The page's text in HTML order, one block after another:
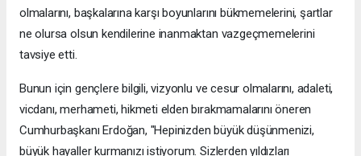
olmalarını, başkalarına karşı boyunlarını bükmemelerini, şartlar
ne olursa olsun kendilerine inanmaktan vazgeçmemelerini
tavsiye etti.
Bunun için gençlere bilgili, vizyonlu ve cesur olmalarını, adaleti,
vicdanı, merhameti, hikmeti elden bırakmamalarını öneren
Cumhurbaşkanı Erdoğan, "Hepinizden büyük düşünmenizi,
büyük hayaller kurmanızı istiyorum. Sizlerden yıldızları